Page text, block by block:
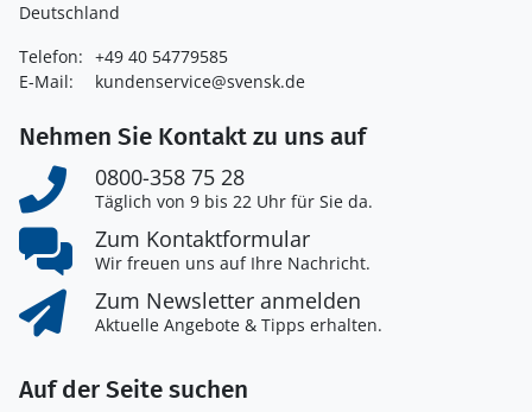
Deutschland
Telefon: +49 40 54779585
E-Mail:
kundenservice@svensk.de
Nehmen Sie Kontakt zu uns auf
0800-358 75 28
Täglich von 9 bis 22 Uhr für Sie da.
Zum Kontaktformular
Wir freuen uns auf Ihre Nachricht.
Zum Newsletter anmelden
Aktuelle Angebote & Tipps erhalten.
Auf der Seite suchen